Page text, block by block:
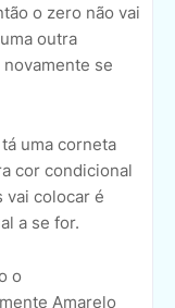
o zero não vai
outra
se
uma corneta
cor condicional
vai colocar é
a se for.
o
Amarelo